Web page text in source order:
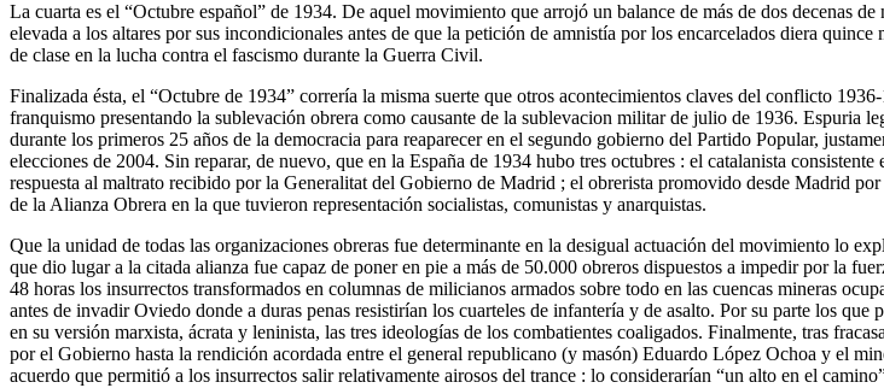
La cuarta es el “Octubre español” de 1934. De aquel movimiento que arrojó un balance de más de dos decenas
elevada a los altares por sus incondicionales antes de que la petición de amnistía por los encarcelados diera
de clase en la lucha contra el fascismo durante la Guerra Civil.
Finalizada ésta, el “Octubre de 1934” correría la misma suerte que otros acontecimientos claves del conflicto
franquismo presentando la sublevación obrera como causante de la sublevacion militar de julio de 1936. Espuria
durante los primeros 25 años de la democracia para reaparecer en el segundo gobierno del Partido Popular,
elecciones de 2004. Sin reparar, de nuevo, que en la España de 1934 hubo tres octubres : el catalanista
respuesta al maltrato recibido por la Generalitat del Gobierno de Madrid ; el obrerista promovido desde Madrid
de la Alianza Obrera en la que tuvieron representación socialistas, comunistas y anarquistas.
Que la unidad de todas las organizaciones obreras fue determinante en la desigual actuación del movimiento lo
que dio lugar a la citada alianza fue capaz de poner en pie a más de 50.000 obreros dispuestos a impedir por la
48 horas los insurrectos transformados en columnas de milicianos armados sobre todo en las cuencas mineras
antes de invadir Oviedo donde a duras penas resistirían los cuarteles de infantería y de asalto. Por su parte los
en su versión marxista, ácrata y leninista, las tres ideologías de los combatientes coaligados. Finalmente, tras
por el Gobierno hasta la rendición acordada entre el general republicano (y masón) Eduardo López Ochoa y el
acuerdo que permitió a los insurrectos salir relativamente airosos del trance : lo considerarían “un alto en el